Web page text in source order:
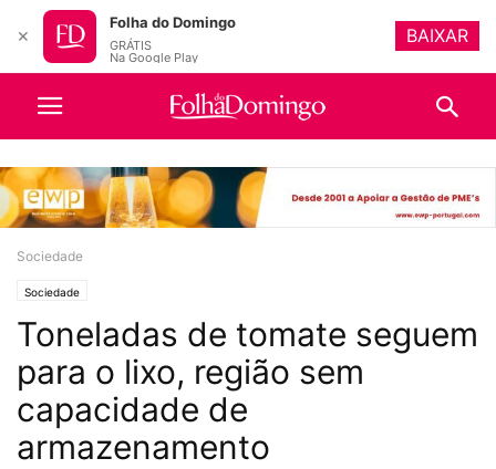
Sociedade
Sociedade
Toneladas de tomate seguem
para o lixo, região sem
capacidade de
armazenamento
✕
Folha do Domingo
GRÁTIS
Na Google Play
BAIXAR